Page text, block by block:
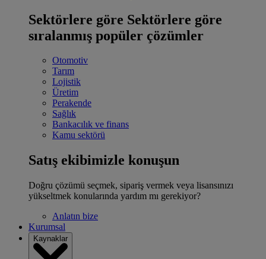
Sektörlere göre Sektörlere göre
sıralanmış popüler çözümler
Otomotiv
Tarım
Lojistik
Üretim
Perakende
Sağlık
Bankacılık ve finans
Kamu sektörü
Satış ekibimizle konuşun
Doğru çözümü seçmek, sipariş vermek veya lisansınızı
yükseltmek konularında yardım mı gerekiyor?
Anlatın bize
Kurumsal
Kaynaklar